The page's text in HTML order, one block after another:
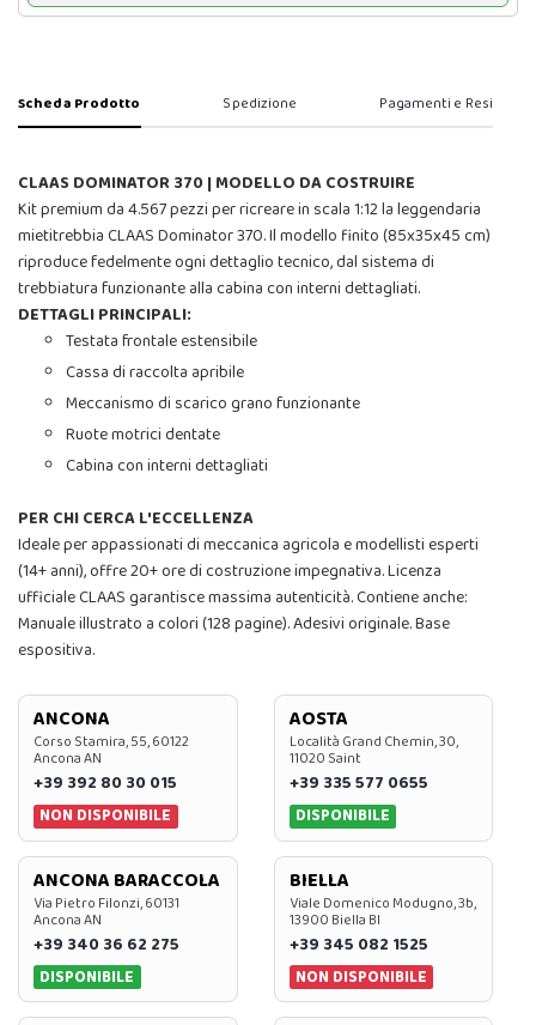
Scheda Prodotto Spedizione Pagamenti e Resi
CLAAS DOMINATOR 370 | MODELLO DA COSTRUIRE
Kit premium da 4.567 pezzi per ricreare in scala 1:12 la leggendaria
mietitrebbia CLAAS Dominator 370. Il modello finito (85x35x45 cm)
riproduce fedelmente ogni dettaglio tecnico, dal sistema di
trebbiatura funzionante alla cabina con interni dettagliati.
DETTAGLI PRINCIPALI:
Testata frontale estensibile
Cassa di raccolta apribile
Meccanismo di scarico grano funzionante
Ruote motrici dentate
Cabina con interni dettagliati
PER CHI CERCA L'ECCELLENZA
Ideale per appassionati di meccanica agricola e modellisti esperti
(14+ anni), offre 20+ ore di costruzione impegnativa. Licenza
ufficiale CLAAS garantisce massima autenticità. Contiene anche:
Manuale illustrato a colori (128 pagine). Adesivi originale. Base
espositiva.
ANCONA
Corso Stamira, 55, 60122
Ancona AN
+39 392 80 30 015
NON DISPONIBILE
AOSTA
Località Grand Chemin, 30,
11020 Saint
+39 335 577 0655
DISPONIBILE
ANCONA BARACCOLA
Via Pietro Filonzi, 60131
Ancona AN
+39 340 36 62 275
DISPONIBILE
BIELLA
Viale Domenico Modugno, 3b,
13900 Biella BI
+39 345 082 1525
NON DISPONIBILE